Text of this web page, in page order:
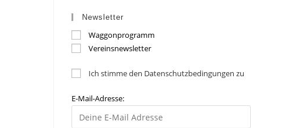
Newsletter
Waggonprogramm
Vereinsnewsletter
Ich stimme den Datenschutzbedingungen zu
E-Mail-Adresse: